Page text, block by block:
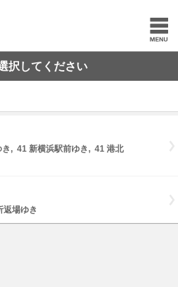
択してください
, 41 新横浜駅前ゆき, 41 港北
場ゆき